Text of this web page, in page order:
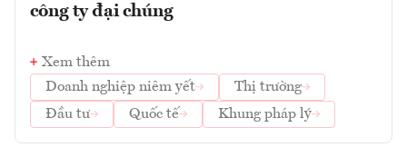
công ty đại chúng
Xem thêm
Doanh nghiệp niêm yết
Thị trường
Đầu tư
Quốc tế Khung pháp lý